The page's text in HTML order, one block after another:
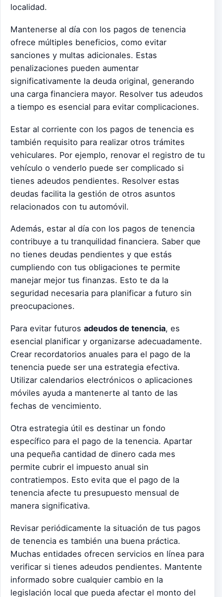
localidad.
Mantenerse al día con los pagos de tenencia
ofrece múltiples beneficios, como evitar
sanciones y multas adicionales. Estas
penalizaciones pueden aumentar
significativamente la deuda original, generando
una carga financiera mayor. Resolver tus adeudos
a tiempo es esencial para evitar complicaciones.
Estar al corriente con los pagos de tenencia es
también requisito para realizar otros trámites
vehiculares. Por ejemplo, renovar el registro de tu
vehículo o venderlo puede ser complicado si
tienes adeudos pendientes. Resolver estas
deudas facilita la gestión de otros asuntos
relacionados con tu automóvil.
Además, estar al día con los pagos de tenencia
contribuye a tu tranquilidad financiera. Saber que
no tienes deudas pendientes y que estás
cumpliendo con tus obligaciones te permite
manejar mejor tus finanzas. Esto te da la
seguridad necesaria para planificar a futuro sin
preocupaciones.
Para evitar futuros adeudos de tenencia, es
esencial planificar y organizarse adecuadamente.
Crear recordatorios anuales para el pago de la
tenencia puede ser una estrategia efectiva.
Utilizar calendarios electrónicos o aplicaciones
móviles ayuda a mantenerte al tanto de las
fechas de vencimiento.
Otra estrategia útil es destinar un fondo
específico para el pago de la tenencia. Apartar
una pequeña cantidad de dinero cada mes
permite cubrir el impuesto anual sin
contratiempos. Esto evita que el pago de la
tenencia afecte tu presupuesto mensual de
manera significativa.
Revisar periódicamente la situación de tus pagos
de tenencia es también una buena práctica.
Muchas entidades ofrecen servicios en línea para
verificar si tienes adeudos pendientes. Mantente
informado sobre cualquier cambio en la
legislación local que pueda afectar el monto del